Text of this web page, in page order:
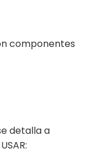
componentes
detalla a